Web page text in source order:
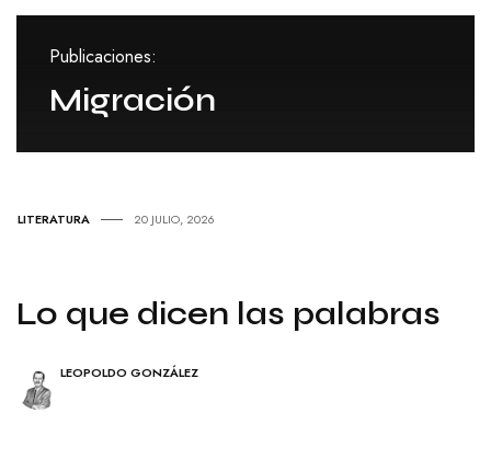
Publicaciones:
Migración
LITERATURA 20 JULIO, 2026
Lo que dicen las palabras
LEOPOLDO GONZÁLEZ